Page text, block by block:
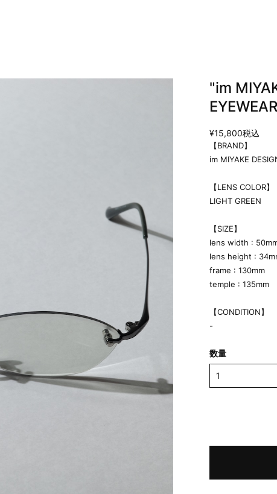
"im
EYEWEAR
¥15,800税込
【BRAND】
im MIYAKE
【LENS COLOR】
LIGHT GREEN
【SIZE】
lens width :
lens height :
frame : 130mm
temple : 135mm
【CONDITION】
-
数量